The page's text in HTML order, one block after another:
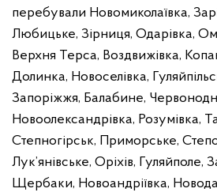
перебували Новомиколаївка,
Любицьке, Зірниця, Одарівка,
Верхня Терса, Воздвижівка,
Долинка, Новоселівка,
Запоріжжя, Балабине,
Новоолександрівка, Розумівка,
Степногірськ, Приморське,
Лук’янівське, Оріхів, Гуляйполе,
Щербаки, Новоандріївка,